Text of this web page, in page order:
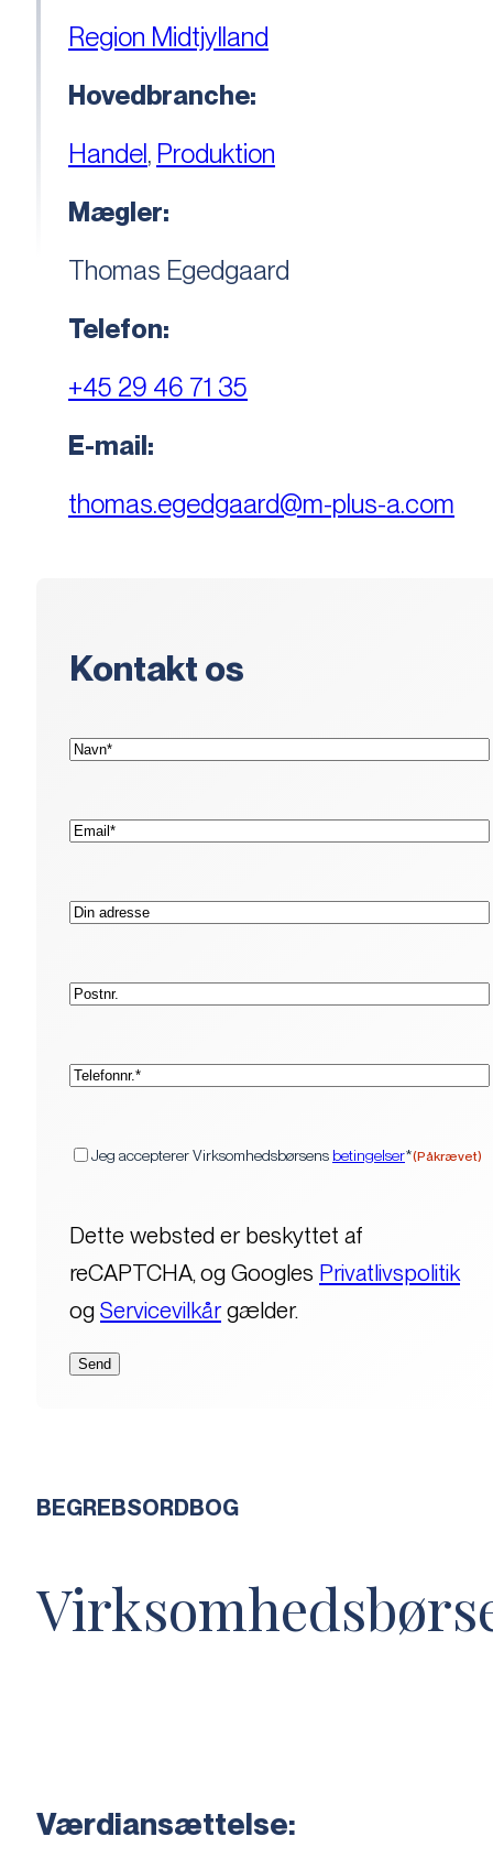
Region Midtjylland
Hovedbranche:
Handel, Produktion
Mægler:
Thomas Egedgaard
Telefon:
+45 29 46 71 35
E-mail:
thomas.egedgaard@m-plus-a.com
Kontakt os
Navn*
E-
mail*
Adresse
Postnr.
Telefon*
Jeg accepterer Virksomhedsbørsens betingelser*(Påkrævet)
Dette websted er beskyttet af
reCAPTCHA, og Googles Privatlivspolitik
og Servicevilkårgælder.
BEGREBSORDBOG
Værdiansættelse: